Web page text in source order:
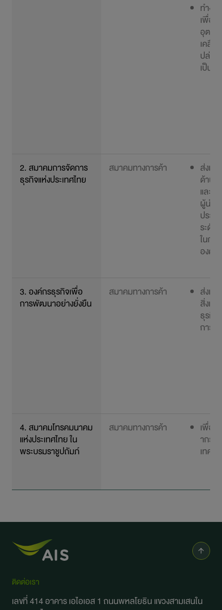
ทำงา
เพื่อขั
อุตสา
เคลื่อ
ปล่อ
เป็นศู
2. สมาคมการจัดการ
ธุรกิจแห่งประเทศไทย
สมาคมทางการค้า
ส่งเส
ด้านก
และ
ผู้นำใ
ประเ
ระดับ
ในกา
องค์ก
3. องค์กรธุรกิจเพื่อ
การพัฒนาอย่างยั่งยืน
สมาคมทางการค้า
ส่งเส
สิ่งแว
ธุรกิจ
การ
4. สมาคมโทรคมนาคม
แห่งประเทศไทย ใน
พระบรมราชูปถัมภ์
สมาคมทางการค้า
เพื่อ
ากร
เทคโ
ติดต่อเรา
เลขที่ 414 อาคาร เอไอเอส 1 ถนนพหลโยธิน แขวงสามเสนใน